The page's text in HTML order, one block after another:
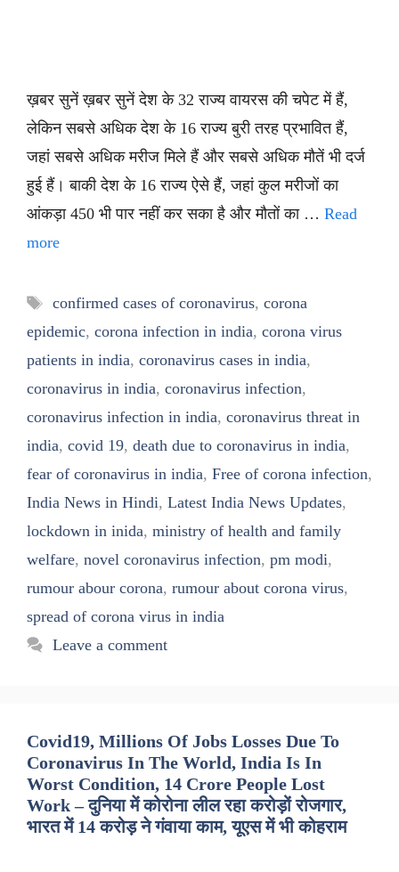
ख़बर सुनें ख़बर सुनें देश के 32 राज्य वायरस की चपेट में हैं,
लेकिन सबसे अधिक देश के 16 राज्य बुरी तरह प्रभावित हैं,
जहां सबसे अधिक मरीज मिले हैं और सबसे अधिक मौतें भी दर्ज
हुई हैं। बाकी देश के 16 राज्य ऐसे हैं, जहां कुल मरीजों का
आंकड़ा 450 भी पार नहीं कर सका है और मौतों का … Read
more
Tags
confirmed cases of coronavirus, corona
epidemic, corona infection in india, corona virus
patients in india, coronavirus cases in india,
coronavirus in india, coronavirus infection,
coronavirus infection in india, coronavirus threat in
india, covid 19, death due to coronavirus in india,
fear of coronavirus in india, Free of corona infection,
India News in Hindi, Latest India News Updates,
lockdown in inida, ministry of health and family
welfare, novel coronavirus infection, pm modi,
rumour abour corona, rumour about corona virus,
spread of corona virus in india
Leave a comment
Covid19, Millions Of Jobs Losses Due To
Coronavirus In The World, India Is In
Worst Condition, 14 Crore People Lost
Work – दुनिया में कोरोना लील रहा करोड़ों रोजगार,
भारत में 14 करोड़ ने गंवाया काम, यूएस में भी कोहराम